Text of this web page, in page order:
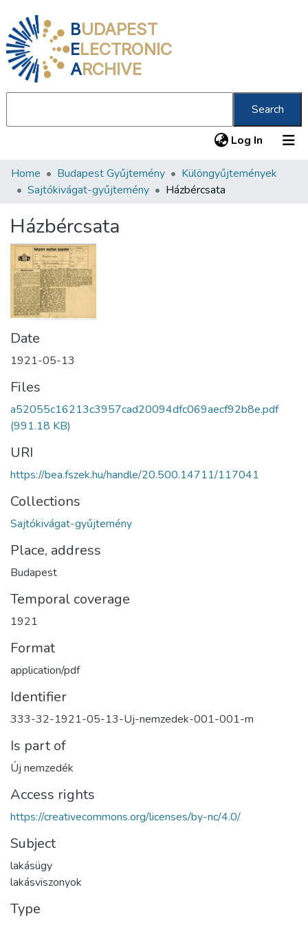
BUDAPEST
ELECTRONIC
ARCHIVE
Search
Log In (current)
Communities & Collections
Statistics
About us
Home Budapest Gyűjtemény
Különgyűjtemények
Sajtókivágat-gyűjtemény
Házbércsata
Házbércsata
Date
1921-05-13
Files
a52055c16213c3957cad20094dfc069aecf92b8e.pdf
(991.18 KB)
URI
https://bea.fszek.hu/handle/20.500.14711/117041
Collections
Sajtókivágat-gyűjtemény
Place, address
Budapest
Temporal coverage
1921
Format
application/pdf
Identifier
333-32-1921-05-13-Uj-nemzedek-001-001-m
Is part of
Új nemzedék
Access rights
https://creativecommons.org/licenses/by-nc/4.0/
Subject
lakásügy
lakásviszonyok
Type